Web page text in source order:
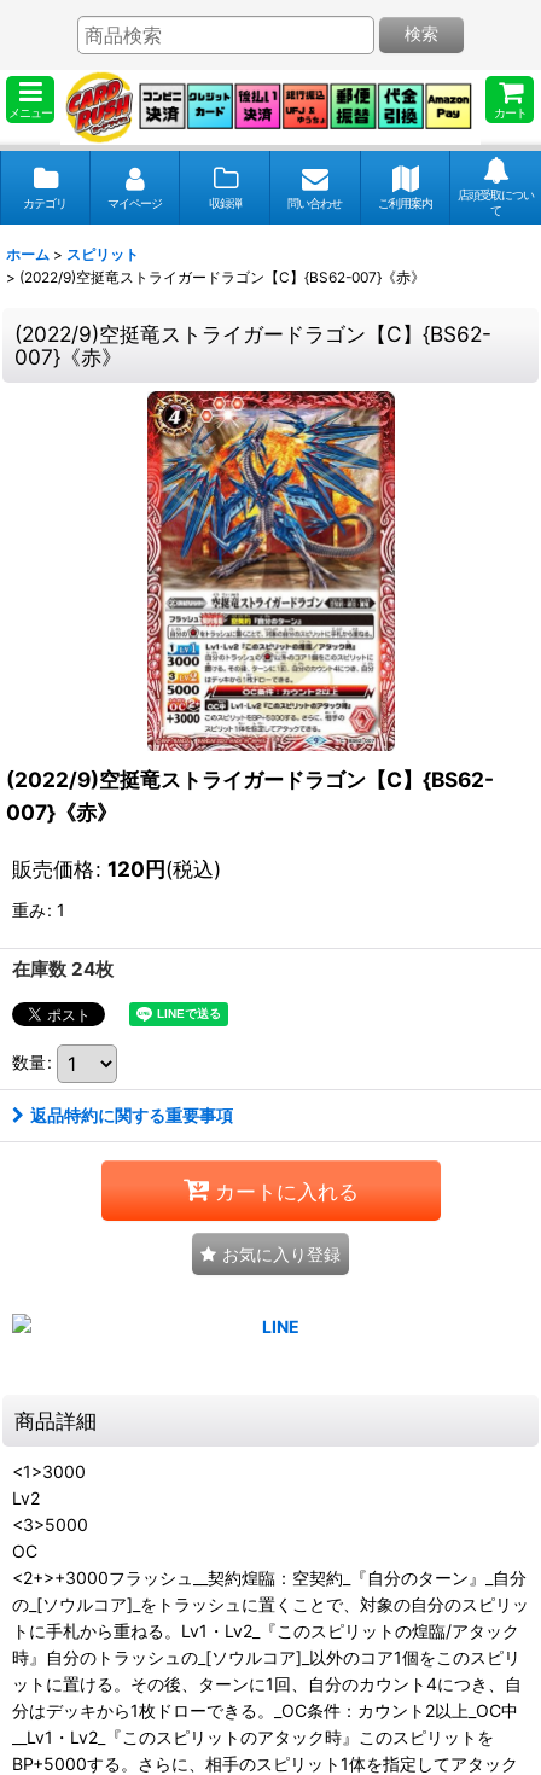
メニュー カート
検索
カテゴリ マイページ 収録弾 問い合わせ ご利用案内
店頭受取につい
て
ホーム > スピリット
> (2022/9)空挺竜ストライガードラゴン【C】{BS62-007}《赤》
(2022/9)空挺竜ストライガードラゴン【C】{BS62-
007}《赤》
(2022/9)空挺竜ストライガードラゴン【C】{BS62-
007}《赤》
販売価格: 120円(税込)
重み: 1
在庫数 24枚
数量:
返品特約に関する重要事項
カートに入れる
お気に入り登録
商品詳細
<1>3000
Lv2
<3>5000
OC
<2+>+3000フラッシュ__契約煌臨：空契約_『自分のターン』_自分
の_[ソウルコア]_をトラッシュに置くことで、対象の自分のスピリッ
トに手札から重ねる。Lv1・Lv2_『このスピリットの煌臨/アタック
時』自分のトラッシュの_[ソウルコア]_以外のコア1個をこのスピリ
ットに置ける。その後、ターンに1回、自分のカウント4につき、自
分はデッキから1枚ドローできる。_OC条件：カウント2以上_OC中
__Lv1・Lv2_『このスピリットのアタック時』このスピリットを
BP+5000する。さらに、相手のスピリット1体を指定してアタック